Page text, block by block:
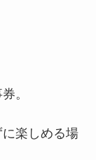
。
楽しめる場